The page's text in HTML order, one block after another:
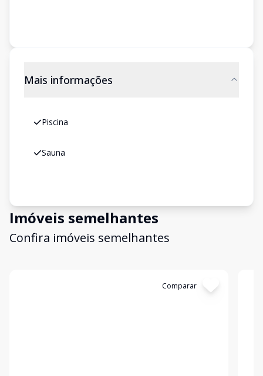
Mais informações
Piscina
Sauna
Imóveis semelhantes
Confira imóveis semelhantes
Comparar